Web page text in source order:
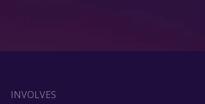
INVOLVES